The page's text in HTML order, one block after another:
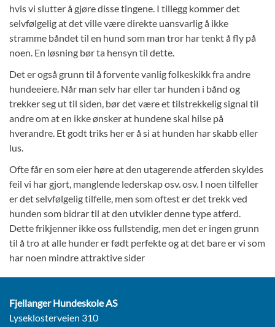
hvis vi slutter å gjøre disse tingene. I tillegg kommer det
selvfølgelig at det ville være direkte uansvarlig å ikke
stramme båndet til en hund som man tror har tenkt å fly på
noen. En løsning bør ta hensyn til dette.
Det er også grunn til å forvente vanlig folkeskikk fra andre
hundeeiere. Når man selv har eller tar hunden i bånd og
trekker seg ut til siden, bør det være et tilstrekkelig signal til
andre om at en ikke ønsker at hundene skal hilse på
hverandre. Et godt triks her er å si at hunden har skabb eller
lus.
Ofte får en som eier høre at den utagerende atferden skyldes
feil vi har gjort, manglende lederskap osv. osv. I noen tilfeller
er det selvfølgelig tilfelle, men som oftest er det trekk ved
hunden som bidrar til at den utvikler denne type atferd.
Dette frikjenner ikke oss fullstendig, men det er ingen grunn
til å tro at alle hunder er født perfekte og at det bare er vi som
har noen mindre attraktive sider
Fjellanger Hundeskole AS
Lyseklosterveien 310